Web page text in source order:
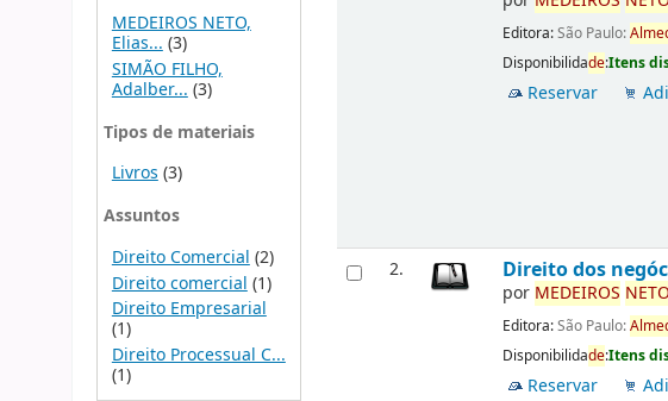
MEDEIROS NETO,
Elias...(3)
SIMÃO FILHO,
Adalber... (3)
Tipos de materiais
Livros(3)
Assuntos
Direito Comercial (2)
Direito comercial (1)
Direito Empresarial
(1)
Direito Processual C...
(1)
Editora:São Paulo:
Disponibilidade:Itens
Reservar
2. Direito dos
por MEDEIROS
Editora:São Paulo:
Disponibilidade:Itens
Reservar